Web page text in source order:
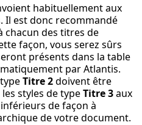
habituellement aux
Il est donc recommandé
chacun des titres de
façon, vous serez sûrs
présents dans la table
par Atlantis.
typeTitre 2doivent être
styles de typeTitre 3aux
de façon à
de votre document.